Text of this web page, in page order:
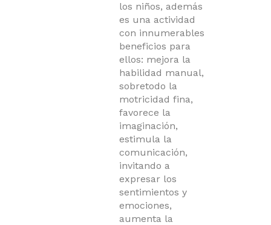
los niños, además
es una actividad
con innumerables
beneficios para
ellos: mejora la
habilidad manual,
sobretodo la
motricidad fina,
favorece la
imaginación,
estimula la
comunicación,
invitando a
expresar los
sentimientos y
emociones,
aumenta la